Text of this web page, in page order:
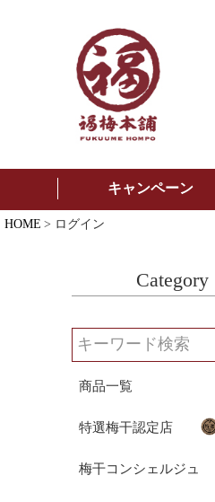
キャンペーン
HOME ログイン
Category
商品一覧
特選梅干認定店
梅干コンシェルジュ